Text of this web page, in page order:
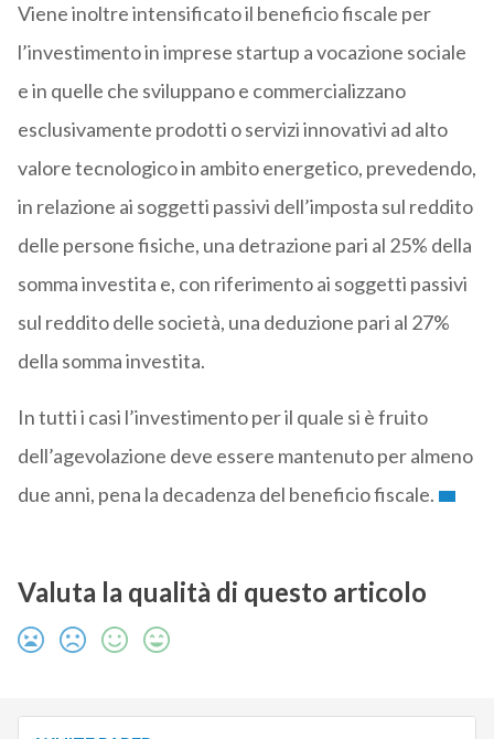
Viene inoltre intensificato il beneficio fiscale per
l’investimento in imprese startup a vocazione sociale
e in quelle che sviluppano e commercializzano
esclusivamente prodotti o servizi innovativi ad alto
valore tecnologico in ambito energetico, prevedendo,
in relazione ai soggetti passivi dell’imposta sul reddito
delle persone fisiche, una detrazione pari al 25% della
somma investita e, con riferimento ai soggetti passivi
sul reddito delle società, una deduzione pari al 27%
della somma investita.
In tutti i casi l’investimento per il quale si è fruito
dell’agevolazione deve essere mantenuto per almeno
due anni, pena la decadenza del beneficio fiscale.
Valuta la qualità di questo articolo